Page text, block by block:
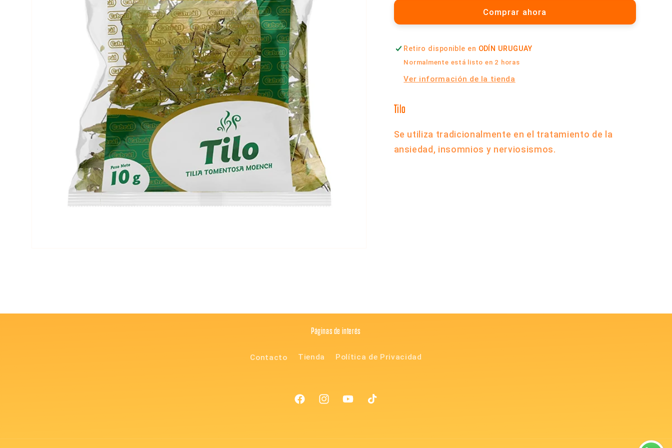
|
gramos
|
Comprar ahora
Retiro disponible en ODÍN URUGUAY
Normalmente está listo en 2 horas
Ver información de la tienda
Tilo
Se utiliza tradicionalmente en el tratamiento de la
ansiedad, insomnios y nerviosismos.
Páginas de interés
Contacto Tienda Política de Privacidad
FacebookInstagramYouTubeTikTok